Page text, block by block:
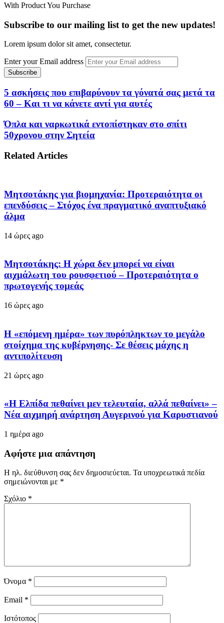
With Product You Purchase
Subscribe to our mailing list to get the new updates!
Lorem ipsum dolor sit amet, consectetur.
Enter your Email address
5 ασκήσεις που επιβαρύνουν τα γόνατά σας μετά τα
60 – Και τι να κάνετε αντί για αυτές
Όπλα και ναρκωτικά εντοπίστηκαν στο σπίτι
50χρονου στην Σητεία
Related Articles
Μητσοτάκης για βιομηχανία: Προτεραιότητα οι
επενδύσεις – Στόχος ένα πραγματικό αναπτυξιακό
άλμα
14 ώρες ago
Μητσοτάκης: Η χώρα δεν μπορεί να είναι
αιχμάλωτη του ρουσφετιού – Προτεραιότητα ο
πρωτογενής τομεάς
16 ώρες ago
Η «επόμενη ημέρα» των πυρόπληκτων το μεγάλο
στοίχημα της κυβέρνησης- Σε θέσεις μάχης η
αντιπολίτευση
21 ώρες ago
«Η Ελπίδα πεθαίνει μεν τελευταία, αλλά πεθαίνει» –
Νέα αιχμηρή ανάρτηση Αυγερινού για Καρυστιανού
1 ημέρα ago
Αφήστε μια απάντηση
Η ηλ. διεύθυνση σας δεν δημοσιεύεται. Τα υποχρεωτικά πεδία
σημειώνονται με *
Σχόλιο *
Όνομα *
Email *
Ιστότοπος